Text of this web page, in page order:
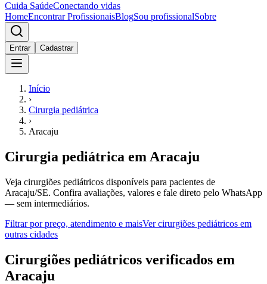
Cuida SaúdeConectando vidas
HomeEncontrar ProfissionaisBlogSou profissionalSobre
Entrar Cadastrar
Início
›
Cirurgia pediátrica
›
Aracaju
Cirurgia pediátrica em Aracaju
Veja cirurgiões pediátricos disponíveis para pacientes de
Aracaju/SE. Confira avaliações, valores e fale direto pelo WhatsApp
— sem intermediários.
Filtrar por preço, atendimento e maisVercirurgiões pediátricos em
outras cidades
Cirurgiões pediátricos verificados em
Aracaju